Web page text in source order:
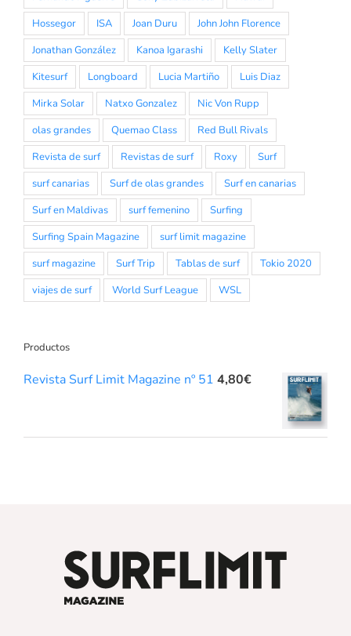
Hossegor
ISA Joan Duru
John John Florence
Jonathan González
Kanoa Igarashi
Kelly Slater
Kitesurf
Longboard Lucia Martiño
Luis Diaz
Mirka Solar
Natxo Gonzalez
Nic Von Rupp
olas grandes
Quemao Class
Red Bull Rivals
Revista de surf
Revistas de surf Roxy
Surf
surf canarias
Surf de olas grandes
Surf en canarias
Surf en Maldivas
surf femenino
Surfing
Surfing Spain Magazine
surf limit magazine
surf magazine
Surf Trip Tablas de surf
Tokio 2020
viajes de surf
World Surf League WSL
Productos
Revista Surf Limit Magazine nº 51 4,80€